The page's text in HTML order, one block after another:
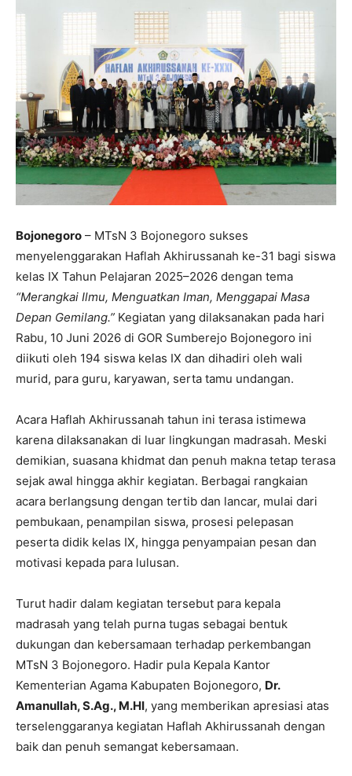
Bojonegoro – MTsN 3 Bojonegoro sukses
menyelenggarakan Haflah Akhirussanah ke-31 bagi siswa
kelas IX Tahun Pelajaran 2025–2026 dengan tema
“Merangkai Ilmu, Menguatkan Iman, Menggapai Masa
Depan Gemilang.” Kegiatan yang dilaksanakan pada hari
Rabu, 10 Juni 2026 di GOR Sumberejo Bojonegoro ini
diikuti oleh 194 siswa kelas IX dan dihadiri oleh wali
murid, para guru, karyawan, serta tamu undangan.
Acara Haflah Akhirussanah tahun ini terasa istimewa
karena dilaksanakan di luar lingkungan madrasah. Meski
demikian, suasana khidmat dan penuh makna tetap terasa
sejak awal hingga akhir kegiatan. Berbagai rangkaian
acara berlangsung dengan tertib dan lancar, mulai dari
pembukaan, penampilan siswa, prosesi pelepasan
peserta didik kelas IX, hingga penyampaian pesan dan
motivasi kepada para lulusan.
Turut hadir dalam kegiatan tersebut para kepala
madrasah yang telah purna tugas sebagai bentuk
dukungan dan kebersamaan terhadap perkembangan
MTsN 3 Bojonegoro. Hadir pula Kepala Kantor
Kementerian Agama Kabupaten Bojonegoro, Dr.
Amanullah, S.Ag., M.HI, yang memberikan apresiasi atas
terselenggaranya kegiatan Haflah Akhirussanah dengan
baik dan penuh semangat kebersamaan.